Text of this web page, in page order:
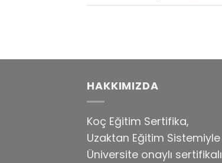
HAKKIMIZDA
Koç Eğitim Sertifika,
Uzaktan Eğitim Sistemiyle
Üniversite onaylı sertifikalı